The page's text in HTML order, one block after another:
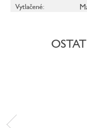
Vytlačené: